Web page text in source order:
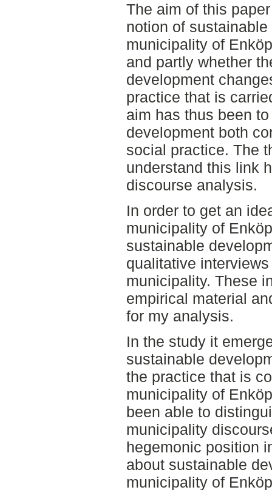
The aim of this
notion of
municipality of
and partly whether
development
practice that is
aim has thus been
development both
social practice. The
understand this link
discourse analysis.
In order to get an
municipality of
sustainable
qualitative
municipality. These
empirical material
for my analysis.
In the study it
sustainable
the practice that is
municipality of
been able to
municipality
hegemonic position
about sustainable
municipality of